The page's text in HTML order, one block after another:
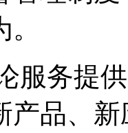
服务提
产品、